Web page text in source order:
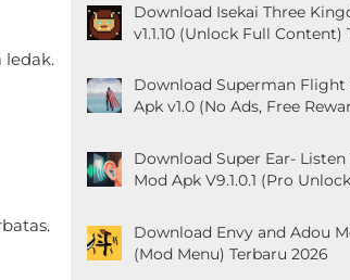
ledak.
Download Isekai Three
v1.1.10 (Unlock Full Content)
Download Superman
Apk v1.0 (No Ads, Free
Download Super Ear- Listen
Mod Apk V9.1.0.1 (Pro
Download Envy and Adou
(Mod Menu) Terbaru 2026